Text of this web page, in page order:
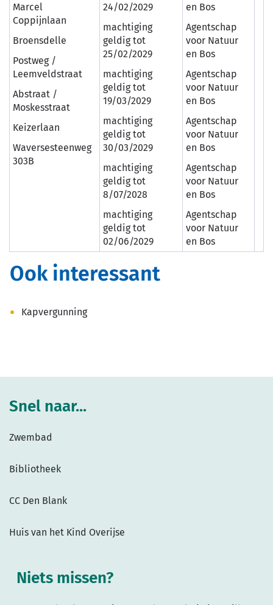
Marcel
Coppijnlaan
Broensdelle
Postweg /
Leemveldstraat
Abstraat /
Moskesstraat
Keizerlaan
Waversesteenweg
303B
24/02/2029
machtiging
geldig tot
25/02/2029
machtiging
geldig tot
19/03/2029
machtiging
geldig tot
30/03/2029
machtiging
geldig tot
8/07/2028
machtiging
geldig tot
02/06/2029
en Bos
Agentschap
voor Natuur
en Bos
Agentschap
voor Natuur
en Bos
Agentschap
voor Natuur
en Bos
Agentschap
voor Natuur
en Bos
Agentschap
voor Natuur
en Bos
Ook interessant
Kapvergunning
Snel naar...
Zwembad
Bibliotheek
CC Den Blank
Huis van het Kind Overijse
Niets missen?